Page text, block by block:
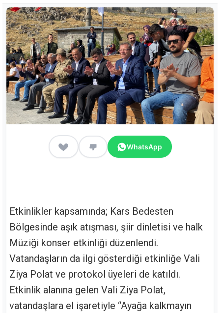
WhatsApp
Etkinlikler kapsamında; Kars Bedesten
Bölgesinde aşık atışması, şiir dinletisi ve halk
Müziği konser etkinliği düzenlendi.
Vatandaşların da ilgi gösterdiği etkinliğe Vali
Ziya Polat ve protokol üyeleri de katıldı.
Etkinlik alanına gelen Vali Ziya Polat,
vatandaşlara el işaretiyle “Ayağa kalkmayın